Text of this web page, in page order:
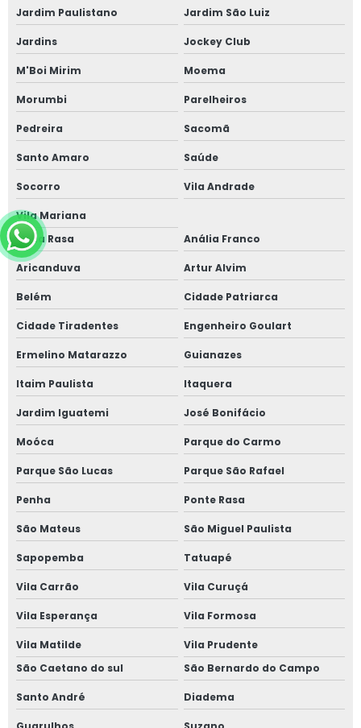
Jardim Paulistano Jardim São Luiz
Jardins Jockey Club
M'Boi Mirim Moema
Morumbi Parelheiros
Pedreira Sacomã
Santo Amaro Saúde
Socorro Vila Andrade
Vila Mariana
Água Rasa
Anália Franco
Aricanduva Artur Alvim
Belém Cidade Patriarca
Cidade Tiradentes Engenheiro Goulart
Ermelino Matarazzo Guianazes
Itaim Paulista Itaquera
Jardim Iguatemi José Bonifácio
Moóca Parque do Carmo
Parque São Lucas Parque São Rafael
Penha Ponte Rasa
São Mateus São Miguel Paulista
Sapopemba Tatuapé
Vila Carrão Vila Curuçá
Vila Esperança Vila Formosa
Vila Matilde
Vila Prudente
São Caetano do sul
São Bernardo do Campo
Santo André Diadema